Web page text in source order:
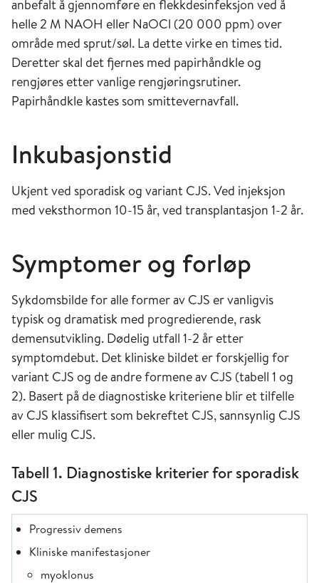
anbefalt å gjennomføre en flekkdesinfeksjon ved å
helle 2 M NAOH eller NaOCl (20 000 ppm) over
område med sprut/søl. La dette virke en times tid.
Deretter skal det fjernes med papirhåndkle og
rengjøres etter vanlige rengjøringsrutiner.
Papirhåndkle kastes som smittevernavfall.
Inkubasjonstid
Ukjent ved sporadisk og variant CJS. Ved injeksjon
med veksthormon 10-15 år, ved transplantasjon 1-2 år.
Symptomer og forløp
Sykdomsbilde for alle former av CJS er vanligvis
typisk og dramatisk med progredierende, rask
demensutvikling. Dødelig utfall 1-2 år etter
symptomdebut. Det kliniske bildet er forskjellig for
variant CJS og de andre formene av CJS (tabell 1 og
2). Basert på de diagnostiske kriteriene blir et tilfelle
av CJS klassifisert som bekreftet CJS, sannsynlig CJS
eller mulig CJS.
Tabell 1. Diagnostiske kriterier for sporadisk
CJS
Progressiv demens
Kliniske manifestasjoner
myoklonus